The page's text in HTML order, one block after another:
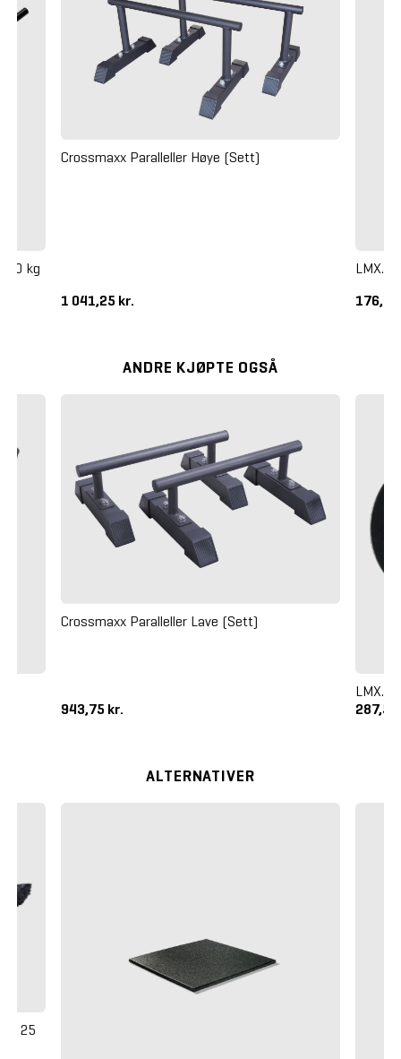
20 kg
Crossmaxx Paralleller Høye (Sett)
1 041,25 kr.
LMX.
ANDRE KJØPTE OGSÅ
Crossmaxx Paralleller Lave (Sett)
943,75 kr.
LMX.
ALTERNATIVER
x 25